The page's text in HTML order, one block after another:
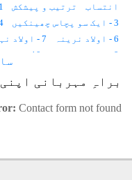
انتساب ترتیب و پیشکش 1 - اولاد نہیں ہوتی
3 - ایک سو پچاس چھینکیں
4 -
6 - اولاد نرینہ
7 - اولاد نہیں ہوئی
9 - احساس کمتری
10 - استغناء اور کیلوریز
13 - ایب نارمل زندگی
14 - اجمیر شریف کی حاضری
16 - آنکھوں کے سامنے نقطے
براہِ مہربانی
Contact form not found.